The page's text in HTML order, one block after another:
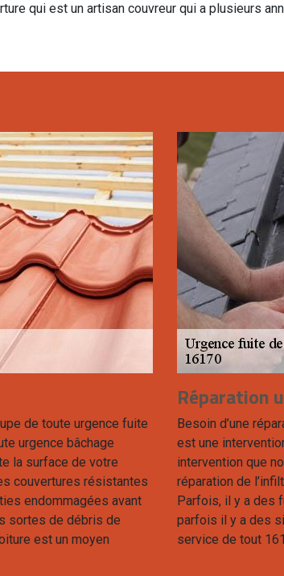
qui est un artisan couvreur qui a plusieurs
de toute urgence fuite
urgence bâchage
la surface de votre
couvertures résistantes
endommagées avant
sortes de débris de
est un moyen
Réparation
Besoin d’une
est une
intervention que
réparation de
Parfois, il y a des
parfois il y a des
service de tout